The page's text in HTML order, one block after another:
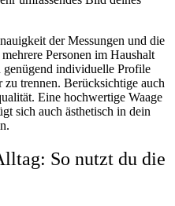
der Messungen und die
Personen im Haushalt
genügend individuelle Profile
zu trennen. Berücksichtige auch
Eine hochwertige Waage
sich auch ästhetisch in dein
So nutzt du die